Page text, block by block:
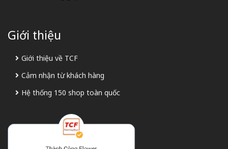
Giới thiệu
Giới thiệu về TCF
Cảm nhận từ khách hàng
Hệ thống 150 shop toàn quốc